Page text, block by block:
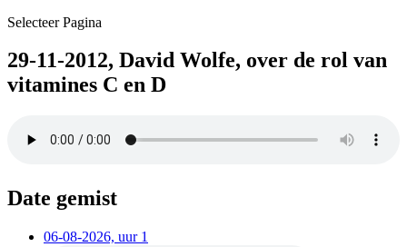
Selecteer Pagina
29-11-2012, David Wolfe, over de rol van
vitamines C en D
Date gemist
06-08-2026, uur 1